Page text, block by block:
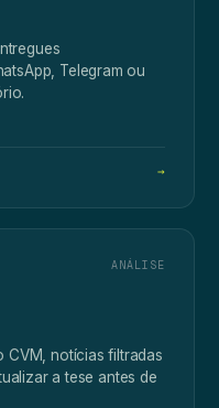
Telegram ou
→
ANÁLISE
CVM, notícias filtradas
a tese antes de